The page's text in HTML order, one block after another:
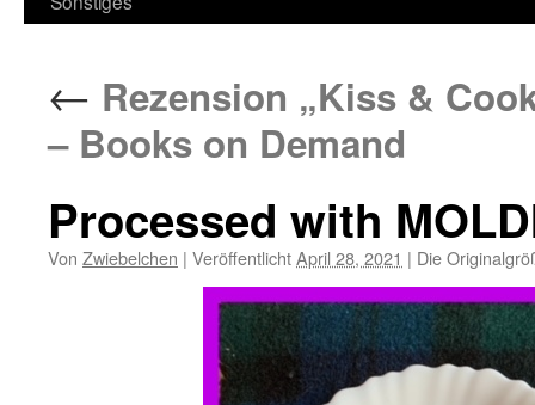
← Rezension „Kiss &
– Books on Demand
Processed with
Von Zwiebelchen | VeröffentlichtApril 28, 2021 | Die